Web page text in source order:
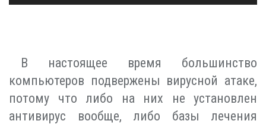
В настоящее время большинство
компьютеров подвержены вирусной атаке,
потому что либо на них не установлен
антивирус вообще, либо базы лечения